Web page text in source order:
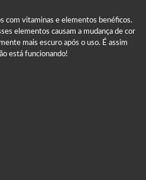
com vitaminas e elementos benéficos.
elementos causam a mudança de cor
mais escuro após o uso. É assim
está funcionando!